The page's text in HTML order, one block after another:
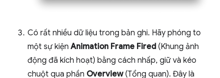
Có rất nhiều dữ liệu trong bản ghi. Hãy phóng to
một sự kiệnAnimation Frame Fired (Khung ảnh
động đã kích hoạt) bằng cách nhấp, giữ và kéo
chuột qua phần Overview(Tổng quan). Đây là